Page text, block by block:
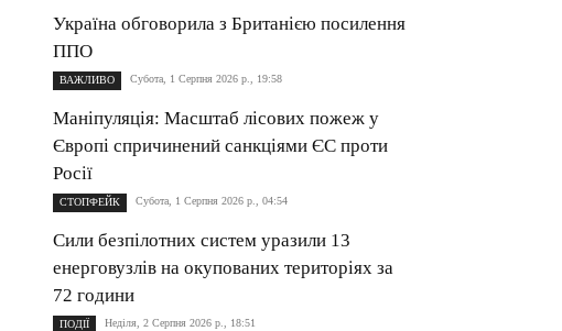
Україна обговорила з Британією посилення
ППО
ВАЖЛИВО Субота, 1 Серпня 2026 р., 19:58
Маніпуляція: Масштаб лісових пожеж у
Європі спричинений санкціями ЄС проти
Росії
СТОПФЕЙК Субота, 1 Серпня 2026 р., 04:54
Сили безпілотних систем уразили 13
енерговузлів на окупованих територіях за
72 години
ПОДІЇ Неділя, 2 Серпня 2026 р., 18:51